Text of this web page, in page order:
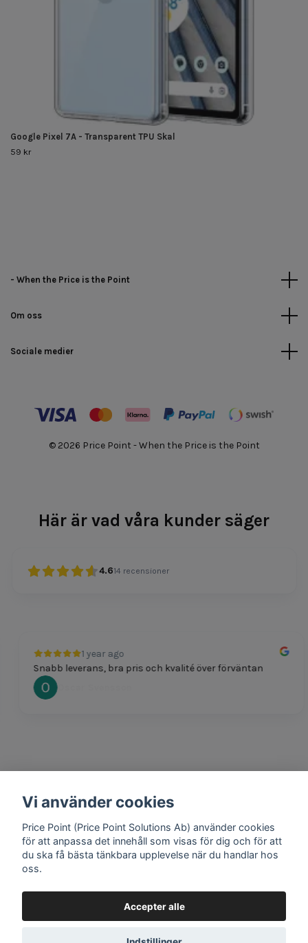
Google Pixel 7A - Transparent TPU Skal
59 kr
- When the Price is the Point
Om oss
Sociale medier
© 2026 Price Point - When the Price is the Point
Här är vad våra kunder säger
4.614 recensioner
1 year ago
Snabb leverans, bra pris och kvalité över förväntan
Oscar Svensson
1 year ago
Mathias Johansson
Vi använder cookies
Price Point (Price Point Solutions Ab) använder cookies
för att anpassa det innehåll som visas för dig och för att
du ska få bästa tänkbara upplevelse när du handlar hos
oss.
Accepter alle